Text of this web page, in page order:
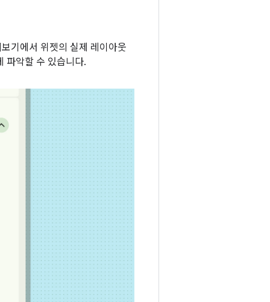
기에서 위젯의 실제 레이아웃
파악할 수 있습니다.